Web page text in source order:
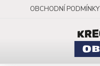
OBCHODNÍ PODMÍNKY